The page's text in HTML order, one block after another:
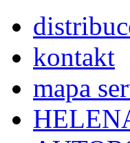
kontakt
mapa